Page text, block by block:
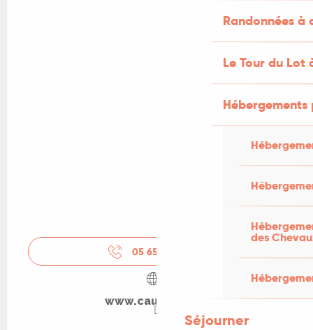
Randonnées
Le Tour du Lot
des
Séjourner
05 65 38 06
www.cauvaldor.fr